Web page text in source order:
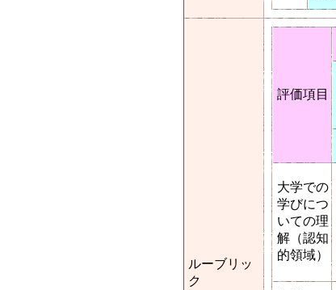
ルーブリッ
ク
評価項目
大学での
学びにつ
いての理
解（認知
的領域）